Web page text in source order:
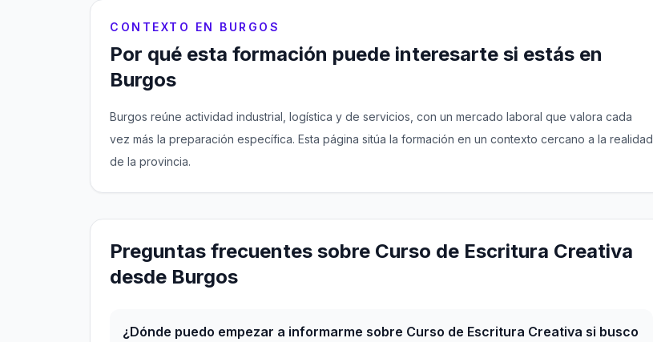
CONTEXTO EN BURGOS
Por qué esta formación puede interesarte si estás en
Burgos
Burgos reúne actividad industrial, logística y de servicios, con un mercado laboral que valora cada
vez más la preparación específica. Esta página sitúa la formación en un contexto cercano a la realidad
de la provincia.
Preguntas frecuentes sobre Curso de Escritura Creativa
desde Burgos
¿Dónde puedo empezar a informarme sobre Curso de Escritura Creativa si busco